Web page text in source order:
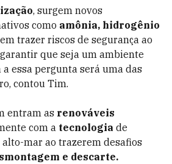
, surgem novos
como amônia, hidrogênio
trazer riscos de segurança ao
que seja um ambiente
essa pergunta será uma das
contou Tim.
entram as renováveis
com a tecnologia de
mar ao trazerem desafios
e descarte.